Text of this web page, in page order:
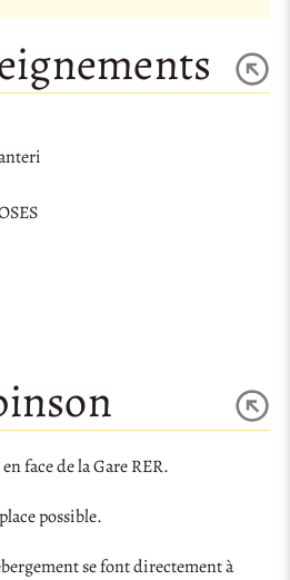
face de la Gare RER.
possible.
se font directement à